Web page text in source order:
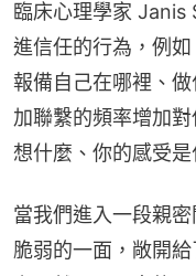
臨床心理學家 Janis
進信任的行為，例
報備自己在哪裡、
加聯繫的頻率增加
想什麼、你的感受是
當我們進入一段親
脆弱的一面，敞開